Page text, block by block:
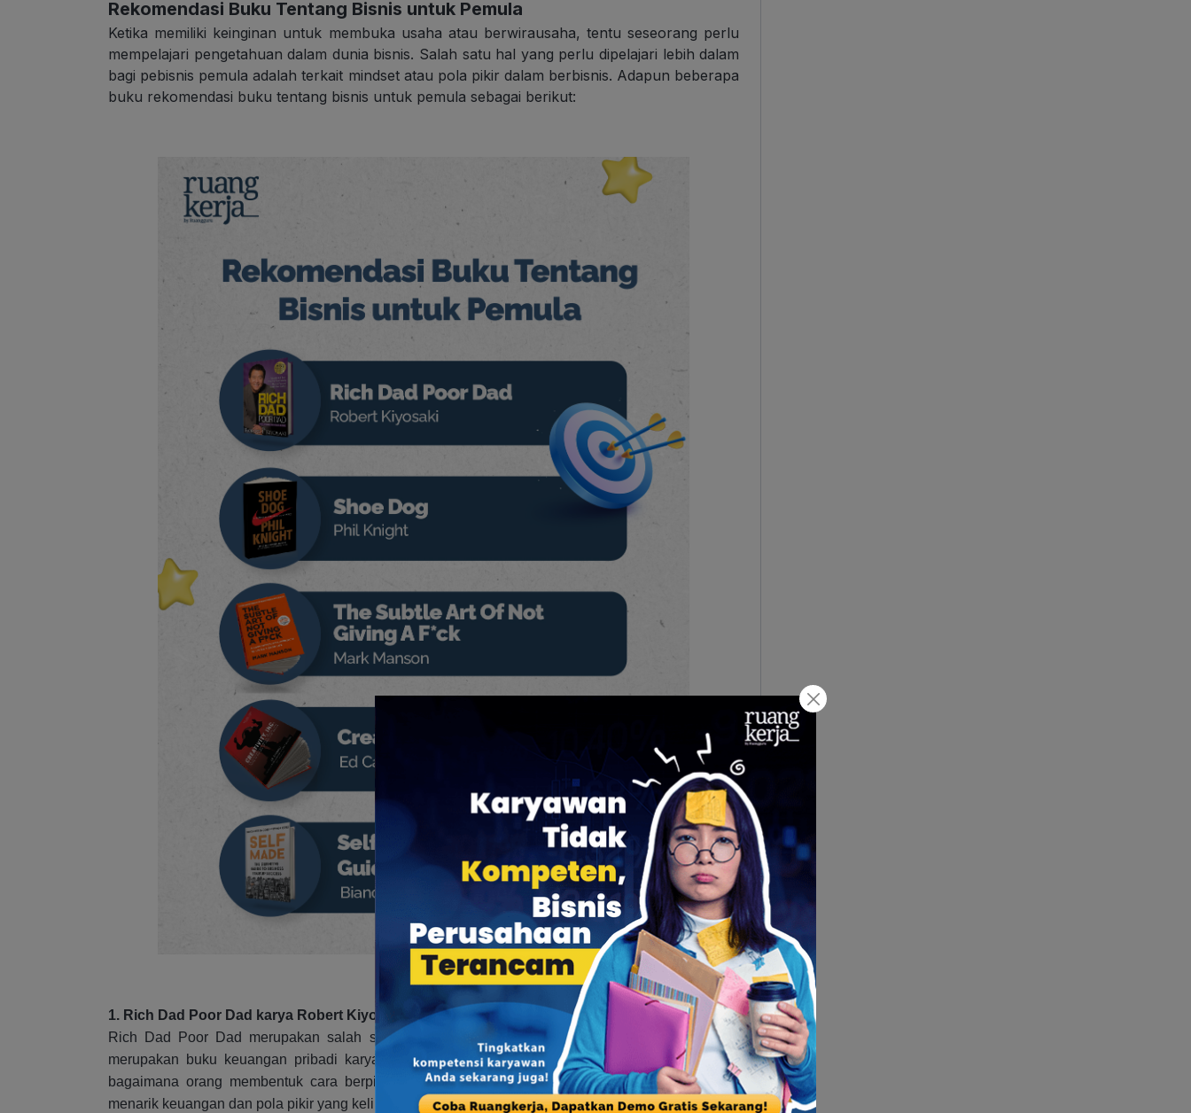
Rekomendasi Buku Tentang Bisnis untuk Pemula
Ketika memiliki keinginan untuk membuka usaha atau berwirausaha, tentu seseorang perlu
mempelajari pengetahuan dalam dunia bisnis. Salah satu hal yang perlu dipelajari lebih dalam
bagi pebisnis pemula adalah terkait mindset atau pola pikir dalam berbisnis. Adapun beberapa
buku rekomendasi buku tentang bisnis untuk pemula sebagai berikut:
1. Rich Dad Poor Dad karya Robert Kiyosaki
Rich Dad Poor Dad merupakan salah satu buku best seller yang wajib dibaca. Buku tersebut
merupakan buku keuangan pribadi karya penulis asal Jepang. Dalam buku tersebut dijelaskan
bagaimana orang membentuk cara berpikirnya tentang uang dan investasi. Ada banyak insight
menarik keuangan dan pola pikir yang keliru soal uang.